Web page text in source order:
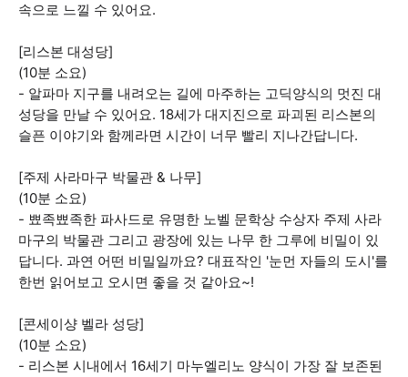
속으로 느낄 수 있어요.
[리스본 대성당]
(10분 소요)
- 알파마 지구를 내려오는 길에 마주하는 고딕양식의 멋진 대
성당을 만날 수 있어요. 18세가 대지진으로 파괴된 리스본의
슬픈 이야기와 함께라면 시간이 너무 빨리 지나간답니다.
[주제 사라마구 박물관 & 나무]
(10분 소요)
- 뾰족뾰족한 파사드로 유명한 노벨 문학상 수상자 주제 사라
마구의 박물관 그리고 광장에 있는 나무 한 그루에 비밀이 있
답니다. 과연 어떤 비밀일까요? 대표작인 '눈먼 자들의 도시'를
한번 읽어보고 오시면 좋을 것 같아요~!
[콘세이샹 벨라 성당]
(10분 소요)
- 리스본 시내에서 16세기 마누엘리노 양식이 가장 잘 보존된